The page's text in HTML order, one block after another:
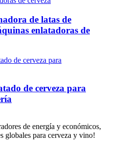
de latas de
enlatadoras de
de cerveza para
de energía y económicos,
globales para cerveza y vino!